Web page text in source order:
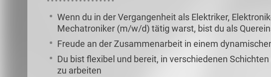
Wenn du in der Vergangenheit als Elektriker,
Mechatroniker (m/w/d) tätig warst, bist du als
Freude an der Zusammenarbeit in einem
Du bist flexibel und bereit, in verschiedenen
zu arbeiten